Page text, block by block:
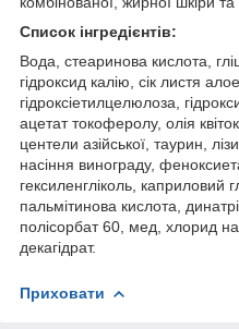
Список інгредієнтів:
Вода, стеаринова кислота,
гідроксид калію, сік листя
гідроксіетилцелюлоза,
ацетат токоферолу, олія
центели азійської, таурин,
насіння винограду,
гексиленгліколь, каприловий
пальмітинова кислота,
полісорбат 60, мед, хлорид
декагідрат.
Приховати